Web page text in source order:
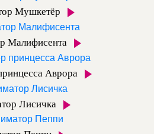
Мушкетёр
Малифисента
Аврора
Лисичка